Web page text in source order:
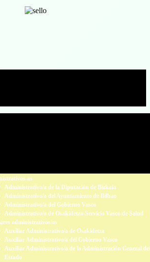
as
Administrativo/a de la Diputación de Bizkaia
Administrativo/a del Ayuntamiento de Bilbao
Administrativo/a del Gobierno Vasco
Administrativo/a de Osakidetza-Servicio Vasco de Salud
administrativos/as
Auxiliar Administrativo/a de Osakidetza
Auxiliar Administrativo/a del Gobierno Vasco
Auxiliar Administrativo/a de la Administración General del
Estado